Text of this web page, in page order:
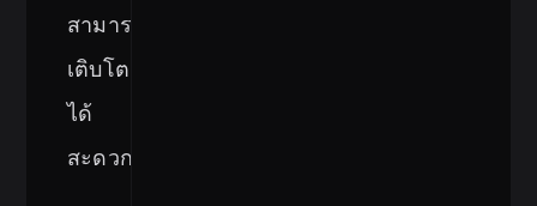
สามารถ
เติบโต
ได้
สะดวก